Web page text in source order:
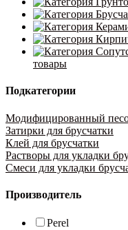
товары
Подкатегории
Модифицированный
Затирки для брусчатки
Клей для брусчатки
Растворы для укладки
Смеси для укладки
Производитель
Perel